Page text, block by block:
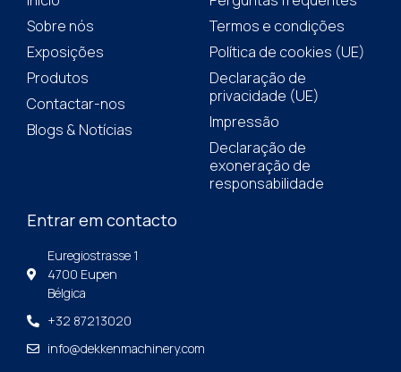
Sobre nós
Exposições
Produtos
Contactar-nos
Blogs & Notícias
Termos e condições
Política de cookies (UE)
Declaração de
privacidade (UE)
Impressão
Declaração de
exoneração de
responsabilidade
Entrar em contacto
Euregiostrasse 1
4700 Eupen
Bélgica
+32 87213020
info@dekkenmachinery.com